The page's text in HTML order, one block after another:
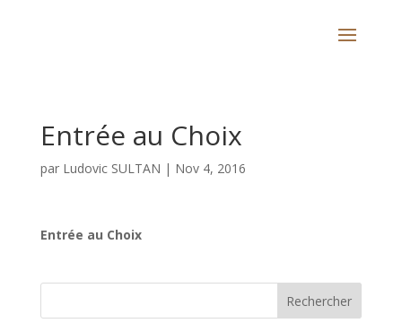
Entrée au Choix
par Ludovic SULTAN | Nov 4, 2016
Entrée au Choix